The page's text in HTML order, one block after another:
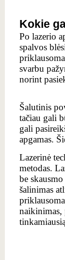
Kokie
Po lazerio
spalvos
svarbu
norint
Šalutinis
tačiau gali
gali
apgamas.
Lazerinė
metodas.
be
šalinimas
naikinimas,